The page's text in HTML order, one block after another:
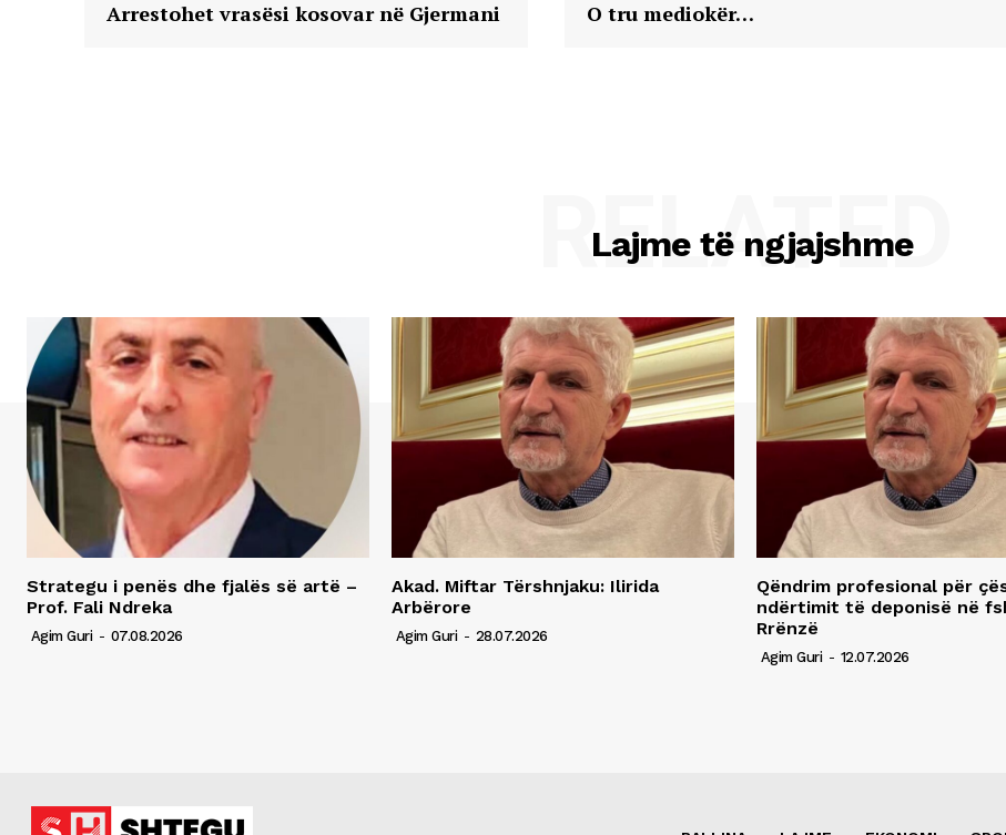
Arrestohet vrasësi kosovar në Gjermani O tru mediokër…
Lajme të ngjajshme
RELATED
Strategu i penës dhe fjalës së artë –
Prof. Fali Ndreka
Agim Guri - 07.08.2026
Akad. Miftar Tërshnjaku: Ilirida
Arbërore
Agim Guri - 28.07.2026
Qëndrim profesional për
ndërtimit të deponisë në
Rrënzë
Agim Guri - 12.07.2026